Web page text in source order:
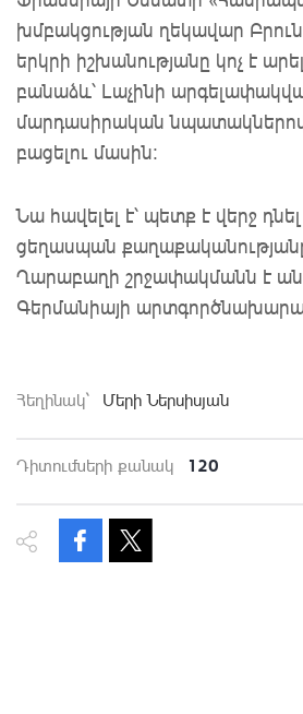
խմբակցության ղեկավար
երկրի իշխանությանը կոչ է
բանաձև՝ Լաչինի
մարդասիրական
բացելու մասին:
Նա հավելել է՝ պետք է վերջ
ցեղասպան
Ղարաբաղի շրջափակմանն է
Գերմանիայի
Հեղինակ` Մերի Ներսիսյան
Դիտումների քանակ 120